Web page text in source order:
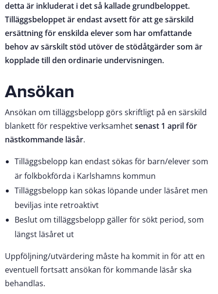
detta är inkluderat i det så kallade grundbeloppet.
Tilläggsbeloppet är endast avsett för att ge särskild
ersättning för enskilda elever som har omfattande
behov av särskilt stöd utöver de stödåtgärder som är
kopplade till den ordinarie undervisningen.
Ansökan
Ansökan om tilläggsbelopp görs skriftligt på en särskild
blankett för respektive verksamhetsenast 1 april för
nästkommande läsår.
Tilläggsbelopp kan endast sökas för barn/elever som
är folkbokförda i Karlshamns kommun
Tilläggsbelopp kan sökas löpande under läsåret men
beviljas inte retroaktivt
Beslut om tilläggsbelopp gäller för sökt period, som
längst läsåret ut
Uppföljning/utvärdering måste ha kommit in för att en
eventuell fortsatt ansökan för kommande läsår ska
behandlas.